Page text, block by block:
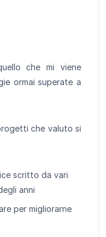
che mi viene
ormai superate a
che valuto si
scritto da vari
anni
per migliorarne